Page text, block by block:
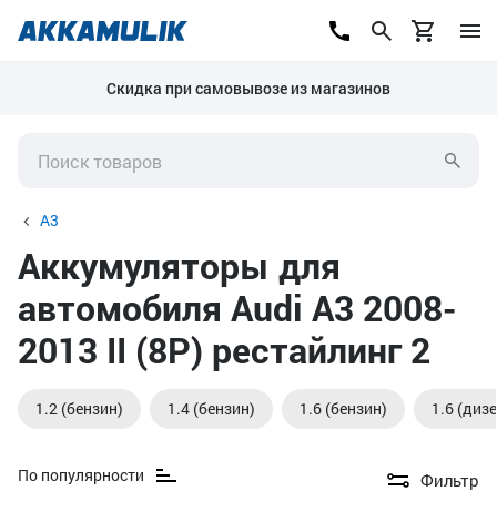
Скидка при самовывозе из магазинов
A3
Аккумуляторы для
автомобиля Audi A3 2008-
2013 II (8P) рестайлинг 2
1.2 (бензин) 1.4 (бензин) 1.6 (бензин) 1.6
По популярности Фильтр